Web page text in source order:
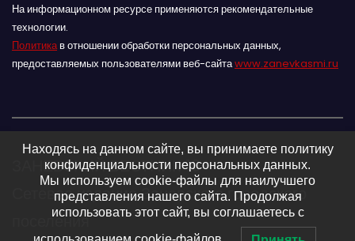
На информационном ресурсе применяются рекомендательные
технологии.
Политикав отношении обработки персональных данных,
предоставляемых пользователями веб-сайтаwww.zanevkasmi.ru
ЗАНЕВСКИЙ ВЕСТНИК 16+
Сетевое издание Заневского городского
поселения
Находясь на данном сайте, вы принимаете политику
конфиденциальности персональных данных.
Мы используем cookie-файлы для наилучшего
представления нашего сайта. Продолжая
использовать этот сайт, вы соглашаетесь с